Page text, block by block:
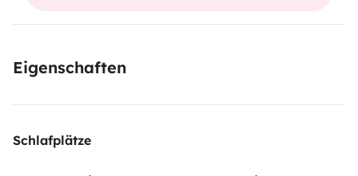
➡️Il camper è dotato di un portabici da 4 , per portare
Eigenschaften
Schlafplätze